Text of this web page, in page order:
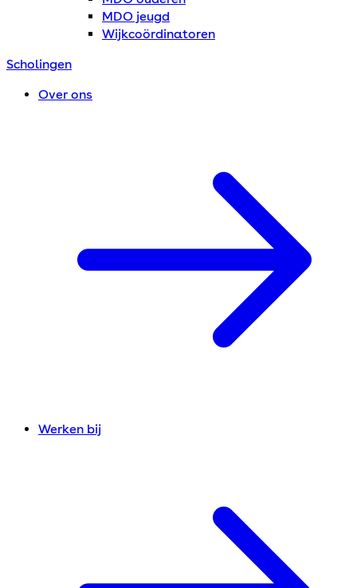
MDO jeugd
Wijkcoördinatoren
Scholingen
Over ons
Werken bij